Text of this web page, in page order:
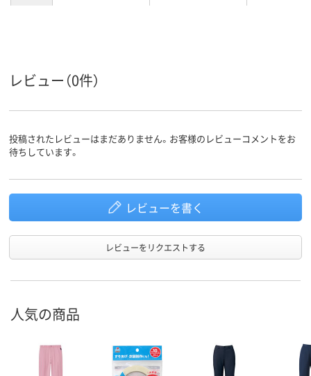
レビュー（0件）
投稿されたレビューはまだありません。お客様のレビューコメントをお
待ちしています。
レビューを書く
レビューをリクエストする
人気の商品